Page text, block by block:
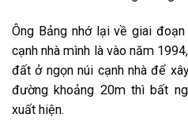
Ông Bảng nhớ lại về giai
cạnh nhà mình là vào năm
đất ở ngọn núi cạnh nhà để
đường khoảng 20m thì bất
xuất hiện.